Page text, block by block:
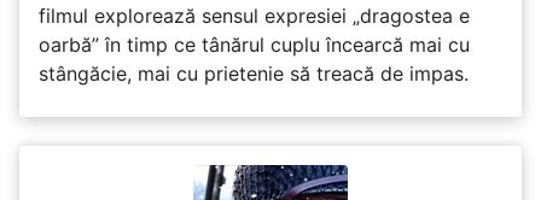
filmul explorează sensul expresiei „dragostea e
oarbă” în timp ce tânărul cuplu încearcă mai cu
stângăcie, mai cu prietenie să treacă de impas.